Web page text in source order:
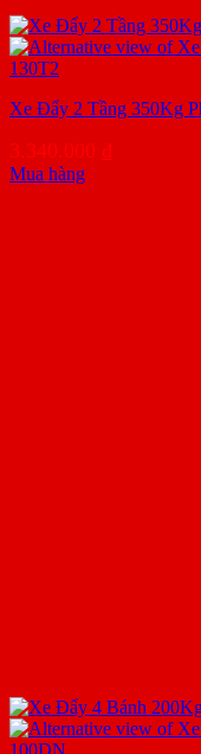
Xe Đẩy 2 Tầng 350Kg
3.340.000 ₫
Mua hàng